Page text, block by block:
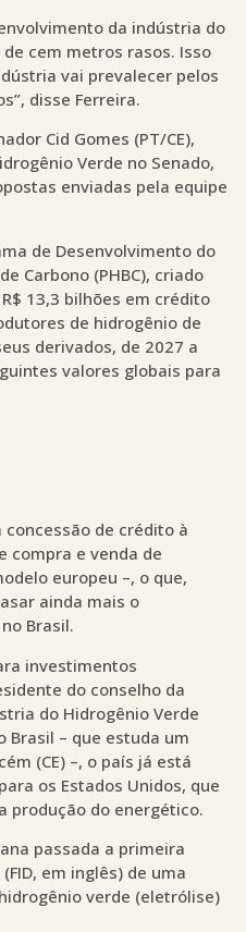
da indústria do
cem metros rasos. Isso
vai prevalecer pelos
disse Ferreira.
Cid Gomes (PT/CE),
Verde no Senado,
enviadas pela equipe
de Desenvolvimento do
Carbono (PHBC), criado
13,3 bilhões em crédito
de hidrogênio de
derivados, de 2027 a
valores globais para
de crédito à
compra e venda de
europeu –, o que,
ainda mais o
Brasil.
investimentos
do conselho da
do Hidrogênio Verde
Brasil – que estuda um
(CE) –, o país já está
os Estados Unidos, que
produção do energético.
passada a primeira
em inglês) de uma
verde (eletrólise)